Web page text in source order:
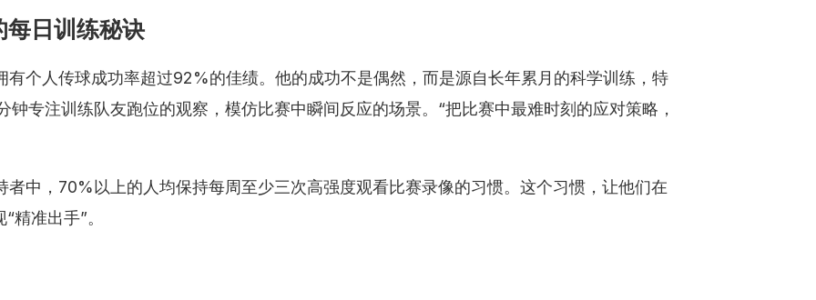
每日训练秘诀
个人传球成功率超过92%的佳绩。他的成功不是偶然，而是源自长年累月的科学训练，特
专注训练队友跑位的观察，模仿比赛中瞬间反应的场景。“把比赛中最难时刻的应对策略，
中，70%以上的人均保持每周至少三次高强度观看比赛录像的习惯。这个习惯，让他们在
精准出手”。